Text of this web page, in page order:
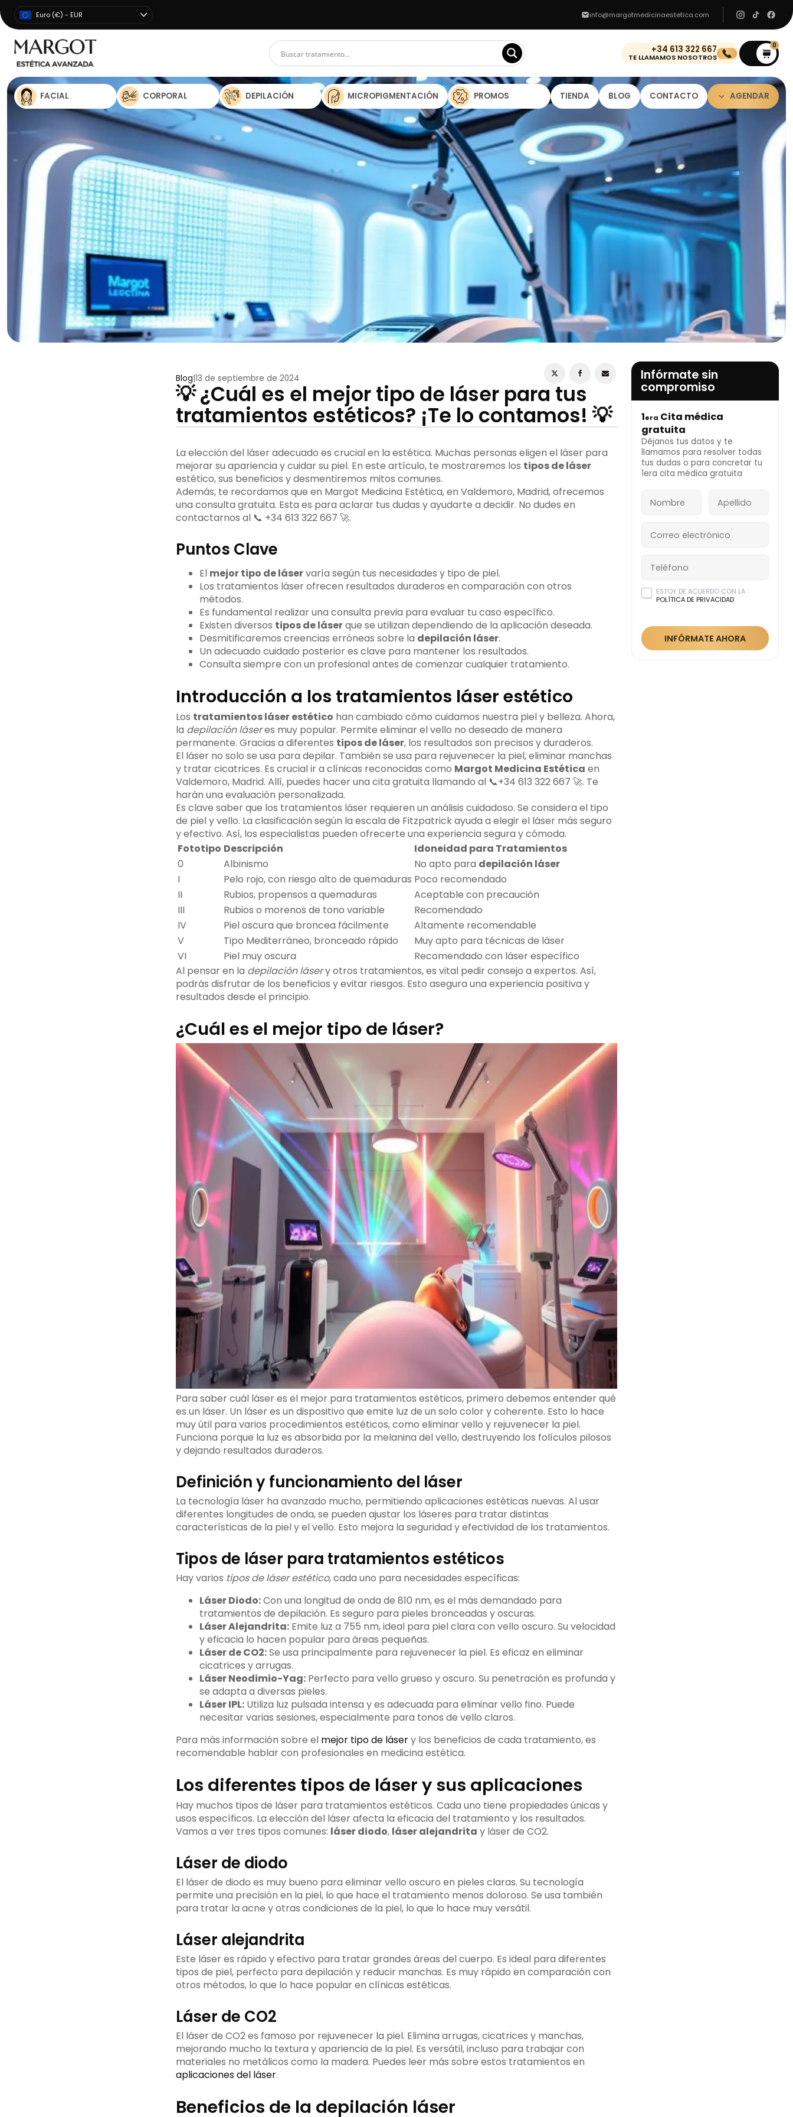
Euro (€) - EUR info@margotmedicinaestetica.com
+34 613 322 667
TE LLAMAMOS NOSOTROS
0
FACIAL CORPORAL DEPILACIÓN MICROPIGMENTACIÓN PROMOS TIENDA BLOG CONTACTO AGENDAR
ESTOY DE ACUERDO CON LAPOLÍTICA DE
INFÓRMATE AHORA
Blog 13 de septiembre de 2024
💡 ¿Cuál es el mejor tipo de láser para tus
tratamientos estéticos? ¡Te lo contamos! 💡
La elección del láser adecuado es crucial en la estética. Muchas personas eligen el láser para
mejorar su apariencia y cuidar su piel. En este artículo, te mostraremos los tipos de láser
estético, sus beneficios y desmentiremos mitos comunes.
Además, te recordamos que en Margot Medicina Estética, en Valdemoro, Madrid, ofrecemos
una consulta gratuita. Esta es para aclarar tus dudas y ayudarte a decidir. No dudes en
contactarnos al 📞 +34 613 322 667 🚀.
Puntos Clave
El mejor tipo de láservaría según tus necesidades y tipo de piel.
Los tratamientos láser ofrecen resultados duraderos en comparación con otros
métodos.
Es fundamental realizar una consulta previa para evaluar tu caso específico.
Existen diversos tipos de láserque se utilizan dependiendo de la aplicación deseada.
Desmitificaremos creencias erróneas sobre la depilación láser.
Un adecuado cuidado posterior es clave para mantener los resultados.
Consulta siempre con un profesional antes de comenzar cualquier tratamiento.
Introducción a los tratamientos láser estético
Los tratamientos láser estético han cambiado cómo cuidamos nuestra piel y belleza. Ahora,
la depilación láseres muy popular. Permite eliminar el vello no deseado de manera
permanente. Gracias a diferentes tipos de láser, los resultados son precisos y duraderos.
El láser no solo se usa para depilar. También se usa para rejuvenecer la piel, eliminar manchas
y tratar cicatrices. Es crucial ir a clínicas reconocidas como Margot Medicina Estética en
Valdemoro, Madrid. Allí, puedes hacer una cita gratuita llamando al 📞+34 613 322 667 🚀. Te
harán una evaluación personalizada.
Es clave saber que los tratamientos láser requieren un análisis cuidadoso. Se considera el tipo
de piel y vello. La clasificación según la escala de Fitzpatrick ayuda a elegir el láser más seguro
y efectivo. Así, los especialistas pueden ofrecerte una experiencia segura y cómoda.
Fototipo Descripción
Idoneidad para Tratamientos
0
Albinismo No apto para depilación láser
I
Pelo rojo, con riesgo alto de quemaduras Poco recomendado
II
Rubios, propensos a quemaduras
Aceptable con precaución
III
Rubios o morenos de tono variable
Recomendado
IV
Piel oscura que broncea fácilmente
Altamente recomendable
V
Tipo Mediterráneo, bronceado rápido
Muy apto para técnicas de láser
VI
Piel muy oscura
Recomendado con láser específico
Al pensar en la depilación lásery otros tratamientos, es vital pedir consejo a expertos. Así,
podrás disfrutar de los beneficios y evitar riesgos. Esto asegura una experiencia positiva y
resultados desde el principio.
¿Cuál es el mejor tipo de láser?
Para saber cuál láser es el mejor para tratamientos estéticos, primero debemos entender qué
es un láser. Un láser es un dispositivo que emite luz de un solo color y coherente. Esto lo hace
muy útil para varios procedimientos estéticos, como eliminar vello y rejuvenecer la piel.
Funciona porque la luz es absorbida por la melanina del vello, destruyendo los folículos pilosos
y dejando resultados duraderos.
Definición y funcionamiento del láser
La tecnología láser ha avanzado mucho, permitiendo aplicaciones estéticas nuevas. Al usar
diferentes longitudes de onda, se pueden ajustar los láseres para tratar distintas
características de la piel y el vello. Esto mejora la seguridad y efectividad de los tratamientos.
Tipos de láser para tratamientos estéticos
Hay varios tipos de láser estético, cada uno para necesidades específicas:
Láser Diodo:Con una longitud de onda de 810 nm, es el más demandado para
tratamientos de depilación. Es seguro para pieles bronceadas y oscuras.
Láser Alejandrita:Emite luz a 755 nm, ideal para piel clara con vello oscuro. Su velocidad
y eficacia lo hacen popular para áreas pequeñas.
Láser de CO2:Se usa principalmente para rejuvenecer la piel. Es eficaz en eliminar
cicatrices y arrugas.
Láser Neodimio-Yag:Perfecto para vello grueso y oscuro. Su penetración es profunda y
se adapta a diversas pieles.
Láser IPL:Utiliza luz pulsada intensa y es adecuada para eliminar vello fino. Puede
necesitar varias sesiones, especialmente para tonos de vello claros.
Para más información sobre el mejor tipo de lásery los beneficios de cada tratamiento, es
recomendable hablar con profesionales en medicina estética.
Los diferentes tipos de láser y sus aplicaciones
Hay muchos tipos de láser para tratamientos estéticos. Cada uno tiene propiedades únicas y
usos específicos. La elección del láser afecta la eficacia del tratamiento y los resultados.
Vamos a ver tres tipos comunes: láser diodo, láser alejandrita y láser de CO2.
Láser de diodo
El láser de diodo es muy bueno para eliminar vello oscuro en pieles claras. Su tecnología
permite una precisión en la piel, lo que hace el tratamiento menos doloroso. Se usa también
para tratar la acne y otras condiciones de la piel, lo que lo hace muy versátil.
Láser alejandrita
Este láser es rápido y efectivo para tratar grandes áreas del cuerpo. Es ideal para diferentes
tipos de piel, perfecto para depilación y reducir manchas. Es muy rápido en comparación con
otros métodos, lo que lo hace popular en clínicas estéticas.
Láser de CO2
El láser de CO2 es famoso por rejuvenecer la piel. Elimina arrugas, cicatrices y manchas,
mejorando mucho la textura y apariencia de la piel. Es versátil, incluso para trabajar con
materiales no metálicos como la madera. Puedes leer más sobre estos tratamientos en
aplicaciones del láser.
Beneficios de la depilación láser
Infórmate sin
compromiso
1era Cita médica
gratuita
Déjanos tus datos y te
llamamos para resolver todas
tus dudas o para concretar tu
1era cita médica gratuita
ESTOY DE ACUERDO CON LA
POLÍTICA DE PRIVACIDAD
INFÓRMATE AHORA